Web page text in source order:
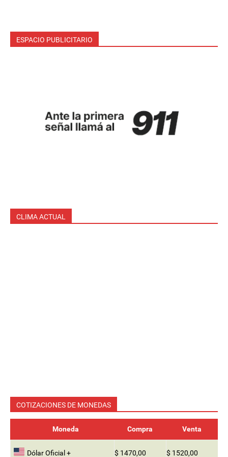
ESPACIO PUBLICITARIO
CLIMA ACTUAL
COTIZACIONES DE MONEDAS
Moneda Compra Venta
Dólar Oficial + $ 1470,00 $ 1520,00